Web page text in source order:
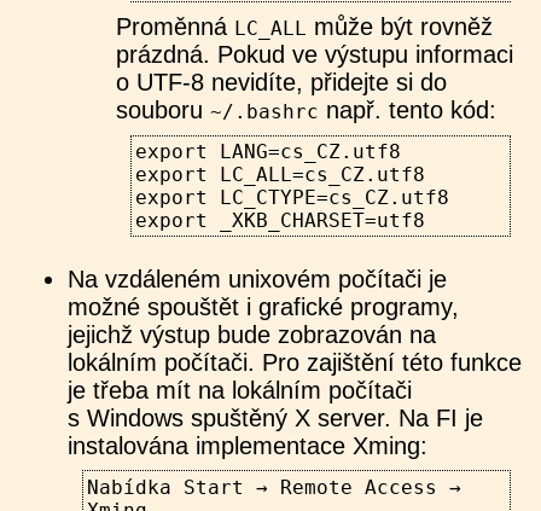
Proměnná LC_ALL může být rovněž
prázdná. Pokud ve výstupu informaci
o UTF-8 nevidíte, přidejte si do
souboru ~/.bashrc např. tento kód:
export LANG=cs_CZ.utf8
export LC_ALL=cs_CZ.utf8
export LC_CTYPE=cs_CZ.utf8
export _XKB_CHARSET=utf8
Na vzdáleném unixovém počítači je
možné spouštět i grafické programy,
jejichž výstup bude zobrazován na
lokálním počítači. Pro zajištění této funkce
je třeba mít na lokálním počítači
s Windows spuštěný X server. Na FI je
instalována implementace Xming:
Nabídka Start → Remote Access →